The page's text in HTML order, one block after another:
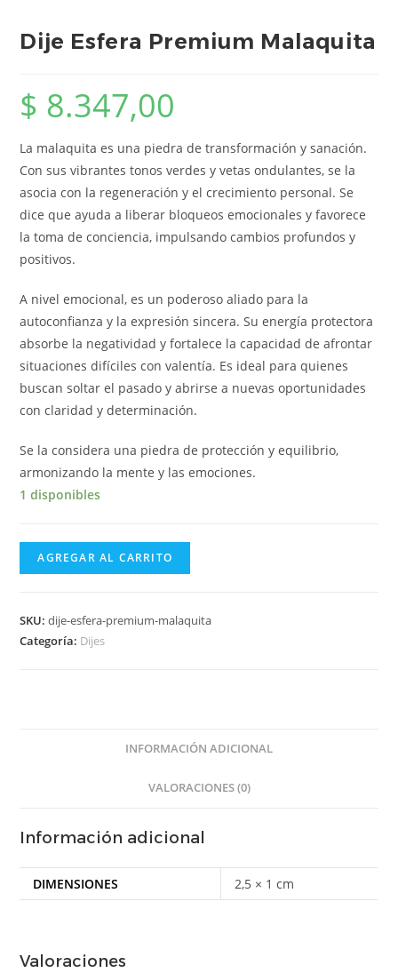
Dije Esfera Premium Malaquita
$ 8.347,00
La malaquita es una piedra de transformación y sanación.
Con sus vibrantes tonos verdes y vetas ondulantes, se la
asocia con la regeneración y el crecimiento personal. Se
dice que ayuda a liberar bloqueos emocionales y favorece
la toma de conciencia, impulsando cambios profundos y
positivos.
A nivel emocional, es un poderoso aliado para la
autoconfianza y la expresión sincera. Su energía protectora
absorbe la negatividad y fortalece la capacidad de afrontar
situaciones difíciles con valentía. Es ideal para quienes
buscan soltar el pasado y abrirse a nuevas oportunidades
con claridad y determinación.
Se la considera una piedra de protección y equilibrio,
armonizando la mente y las emociones.
1 disponibles
AGREGAR AL CARRITO
SKU:dije-esfera-premium-malaquita
Categoría: Dijes
INFORMACIÓN ADICIONAL
VALORACIONES (0)
Información adicional
DIMENSIONES 2,5 × 1 cm
Valoraciones